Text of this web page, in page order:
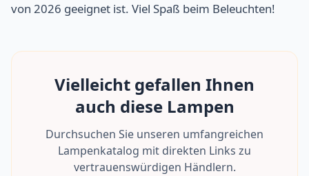
von 2026 geeignet ist. Viel Spaß beim Beleuchten!
Vielleicht gefallen Ihnen
auch diese Lampen
Durchsuchen Sie unseren umfangreichen
Lampenkatalog mit direkten Links zu
vertrauenswürdigen Händlern.